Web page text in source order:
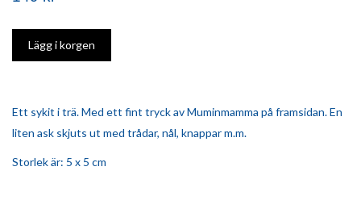
Ett sykit i trä. Med ett fint tryck av Muminmamma på framsidan. En
liten ask skjuts ut med trådar, nål, knappar m.m.
Storlek är: 5 x 5 cm